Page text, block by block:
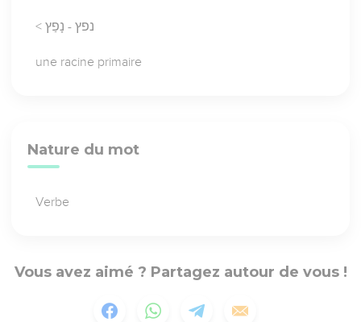
< נפץ - נָפַץ
une racine primaire
Nature du mot
Verbe
Vous avez aimé ? Partagez autour de vous !